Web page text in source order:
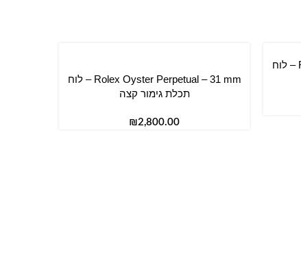
Rolex Oyster Perpetual – 36 mm – לוח
הוספה לסל
Rolex Oyster Perpetual – 31 mm – לוח
תכלת גימור קצה
₪